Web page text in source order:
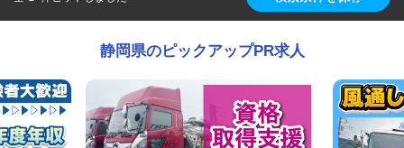
静岡県のピックアップPR求人